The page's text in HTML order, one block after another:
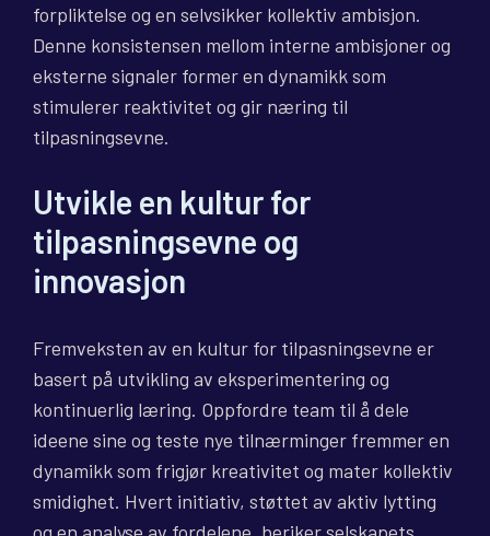
forpliktelse og en selvsikker kollektiv ambisjon.
Denne konsistensen mellom interne ambisjoner og
eksterne signaler former en dynamikk som
stimulerer reaktivitet og gir næring til
tilpasningsevne.
Utvikle en kultur for
tilpasningsevne og
innovasjon
Fremveksten av en kultur for tilpasningsevne er
basert på utvikling av eksperimentering og
kontinuerlig læring. Oppfordre team til å dele
ideene sine og teste nye tilnærminger fremmer en
dynamikk som frigjør kreativitet og mater kollektiv
smidighet. Hvert initiativ, støttet av aktiv lytting